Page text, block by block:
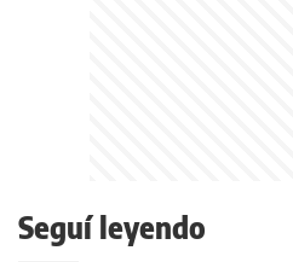
Seguí leyendo